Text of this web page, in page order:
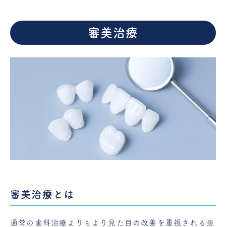
審美治療
審美治療とは
通常の歯科治療よりもより見た目の改善を重視される患